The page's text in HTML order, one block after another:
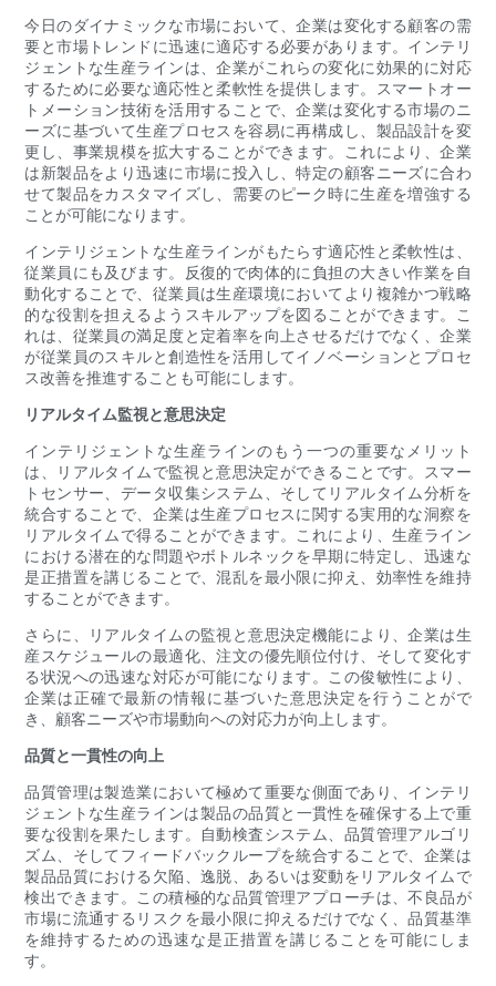
今日のダイナミックな市場において、企業は変化する顧客の需
要と市場トレンドに迅速に適応する必要があります。インテリ
ジェントな生産ラインは、企業がこれらの変化に効果的に対応
するために必要な適応性と柔軟性を提供します。スマートオー
トメーション技術を活用することで、企業は変化する市場のニ
ーズに基づいて生産プロセスを容易に再構成し、製品設計を変
更し、事業規模を拡大することができます。これにより、企業
は新製品をより迅速に市場に投入し、特定の顧客ニーズに合わ
せて製品をカスタマイズし、需要のピーク時に生産を増強する
ことが可能になります。
インテリジェントな生産ラインがもたらす適応性と柔軟性は、
従業員にも及びます。反復的で肉体的に負担の大きい作業を自
動化することで、従業員は生産環境においてより複雑かつ戦略
的な役割を担えるようスキルアップを図ることができます。こ
れは、従業員の満足度と定着率を向上させるだけでなく、企業
が従業員のスキルと創造性を活用してイノベーションとプロセ
ス改善を推進することも可能にします。
リアルタイム監視と意思決定
インテリジェントな生産ラインのもう一つの重要なメリット
は、リアルタイムで監視と意思決定ができ​​ることです。スマー
トセンサー、データ収集システム、そしてリアルタイム分析を
統合することで、企業は生産プロセスに関する実用的な洞察を
リアルタイムで得ることができます。これにより、生産ライン
における潜在的な問題やボトルネックを早期に特定し、迅速な
是正措置を講じることで、混乱を最小限に抑え、効率性を維持
することができます。
さらに、リアルタイムの監視と意思決定機能により、企業は生
産スケジュールの最適化、注文の優先順位付け、そして変化す
る状況への迅速な対応が可能になります。この俊敏性により、
企業は正確で最新の情報に基づいた意思決定を行うことがで
き、顧客ニーズや市場動向への対応力が向上します。
品質と一貫性の向上
品質管理は製造業において極めて重要な側面であり、インテリ
ジェントな生産ラインは製品の品​​質と一貫性を確保する上で重
要な役割を果たします。自動検査システム、品質管理アルゴリ
ズム、そしてフィードバックループを統合することで、企業は
製品品質における欠陥、逸脱、あるいは変動をリアルタイムで
検出できます。この積極的な品質管理アプローチは、不良品が
市場に流通するリスクを最小限に抑えるだけでなく、品質基準
を維持するための迅速な是正措置を講じることを可能にしま
す。